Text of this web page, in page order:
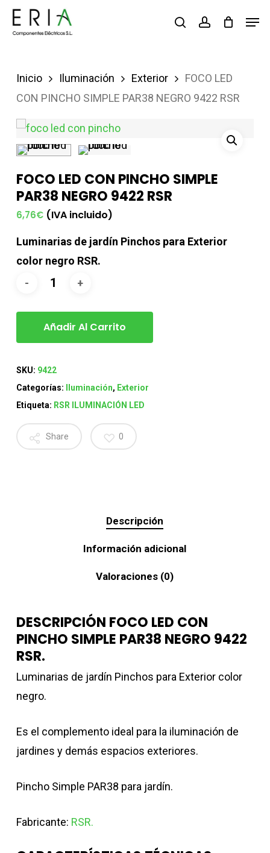
Saltar
buscaraccount
Inicio Iluminación Exterior
FOCO LED
CON PINCHO SIMPLE PAR38 NEGRO 9422 RSR
FOCO LED CON PINCHO SIMPLE
PAR38 NEGRO 9422 RSR
6,76€ (IVA incluido)
Luminarias de jardín Pinchos para Exterior
color negro RSR.
Añadir Al Carrito
SKU: 9422
Categorías:
Iluminación, Exterior
Etiqueta: RSR ILUMINACIÓN LED
Share 0
Descripción
Información adicional
Valoraciones (0)
DESCRIPCIÓN FOCO LED CON
PINCHO SIMPLE PAR38 NEGRO 9422
RSR.
Luminarias de jardín Pinchos para Exterior color
negro.
Es el complemento ideal para la iluminación de
jardines y demás espacios exteriores.
Pincho Simple PAR38 para jardín.
Fabricante: RSR.